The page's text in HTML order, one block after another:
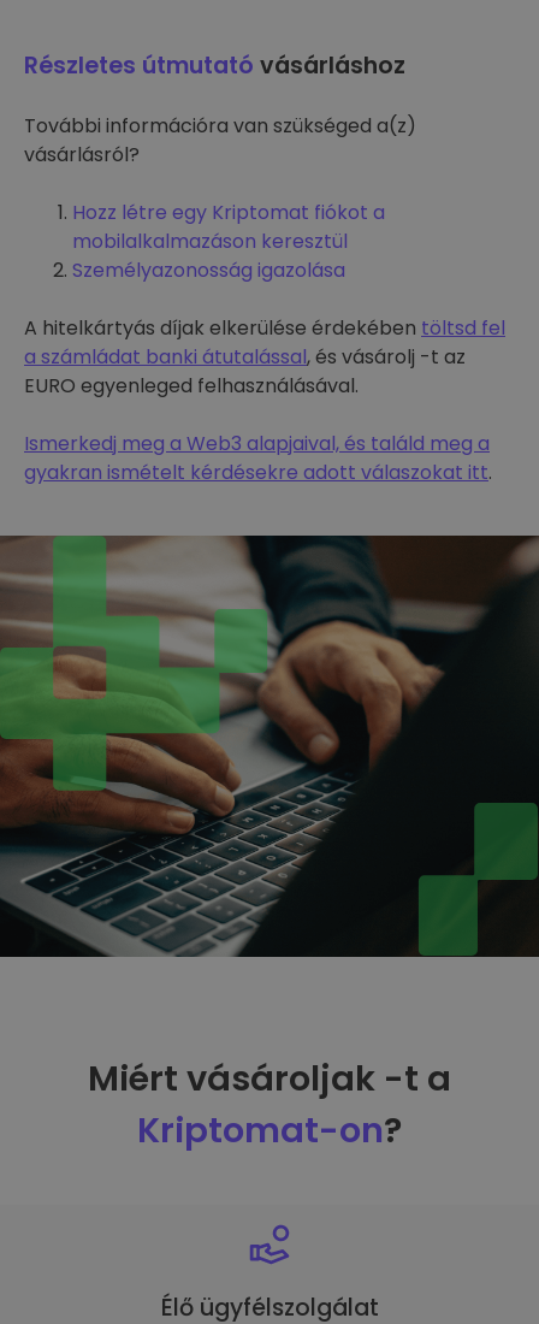
Részletes útmutató vásárláshoz
További információra van szükséged a(z)
vásárlásról?
Hozz létre egy Kriptomat fiókot a
mobilalkalmazáson keresztül
Személyazonosság igazolása
A hitelkártyás díjak elkerülése érdekében töltsd fel
a számládat banki átutalással, és vásárolj -t az
EURO egyenleged felhasználásával.
Ismerkedj meg a Web3 alapjaival, és találd meg a
gyakran ismételt kérdésekre adott válaszokat itt.
Miért vásároljak -t a
Kriptomat-on?
Élő ügyfélszolgálat